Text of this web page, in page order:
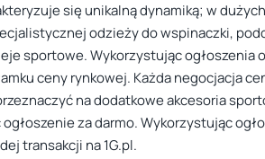
się unikalną dynamiką; w
odzieży do wspinaczki,
sportowe. Wykorzystując
ceny rynkowej. Każda negocjacja
na dodatkowe akcesoria
za darmo. Wykorzystując
transakcji na 1G.pl.